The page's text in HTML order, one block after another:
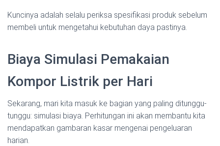
Kuncinya adalah selalu periksa spesifikasi produk sebelum
membeli untuk mengetahui kebutuhan daya pastinya.
Biaya Simulasi Pemakaian
Kompor Listrik per Hari
Sekarang, mari kita masuk ke bagian yang paling ditunggu-
tunggu: simulasi biaya. Perhitungan ini akan membantu kita
mendapatkan gambaran kasar mengenai pengeluaran
harian.